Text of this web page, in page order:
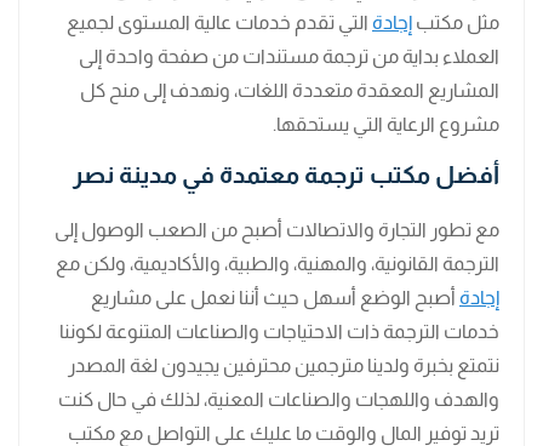
مثل مكتب إجادة التي تقدم خدمات عالية المستوى لجميع
العملاء بداية من ترجمة مستندات من صفحة واحدة إلى
المشاريع المعقدة متعددة اللغات، ونهدف إلى منح كل
مشروع الرعاية التي يستحقها.
أفضل مكتب ترجمة معتمدة في مدينة نصر
مع تطور التجارة والاتصالات أصبح من الصعب الوصول إلى
الترجمة القانونية، والمهنية، والطبية، والأكاديمية، ولكن مع
إجادة أصبح الوضع أسهل حيث أننا نعمل على مشاريع
خدمات الترجمة ذات الاحتياجات والصناعات المتنوعة لكوننا
نتمتع بخبرة ولدينا مترجمين محترفين يجيدون لغة المصدر
والهدف واللهجات والصناعات المعنية، لذلك في حال كنت
تريد توفير المال والوقت ما عليك على التواصل مع مكتب